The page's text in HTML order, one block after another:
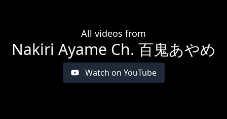
All videos from
Nakiri Ayame Ch. 百鬼あやめ
Watch on YouTube